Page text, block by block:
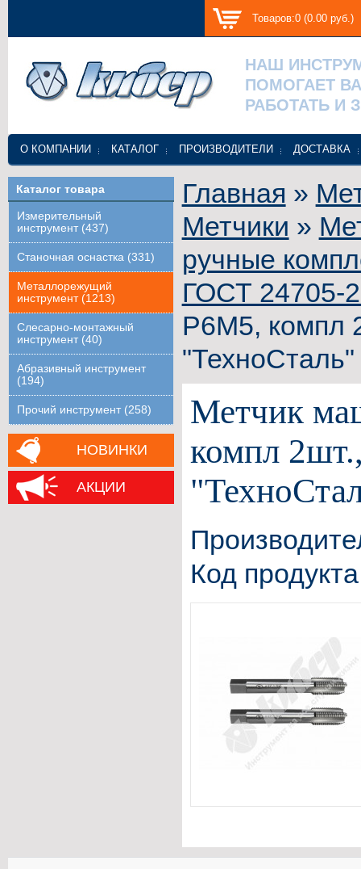
Товаров:0 (0.00 руб.)
НАШ
ПОМОГАЕТ
РАБОТАТЬ И
О КОМПАНИИ КАТАЛОГ ПРОИЗВОДИТЕЛИ ДОСТАВКА
Каталог товара
Измерительный
инструмент (437)
Станочная оснастка (331)
Металлорежущий
инструмент (1213)
Слесарно-монтажный
инструмент (40)
Абразивный инструмент
(194)
Прочий инструмент (258)
НОВИНКИ
АКЦИИ
Главная »
Метчики »
ручные
ГОСТ 24705-
Р6М5, компл
"ТехноСталь"
Метчик
компл
Код